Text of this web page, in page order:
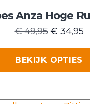
Anza Hoge
€49,95
was:
€ 49,95.
€ 34,95
BEKIJK OPTIES